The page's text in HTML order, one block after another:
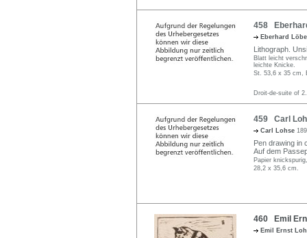
458
Eberhard
Lithograph.
Blatt leicht
leichte Knicke.
St. 53,6 x 35 cm,
Droit-de-suite of
459 Carl
Carl Lohse
Pen drawing in
Auf dem
Papier
28,2 x 35,6 cm.
460 Emil
Emil Ernst